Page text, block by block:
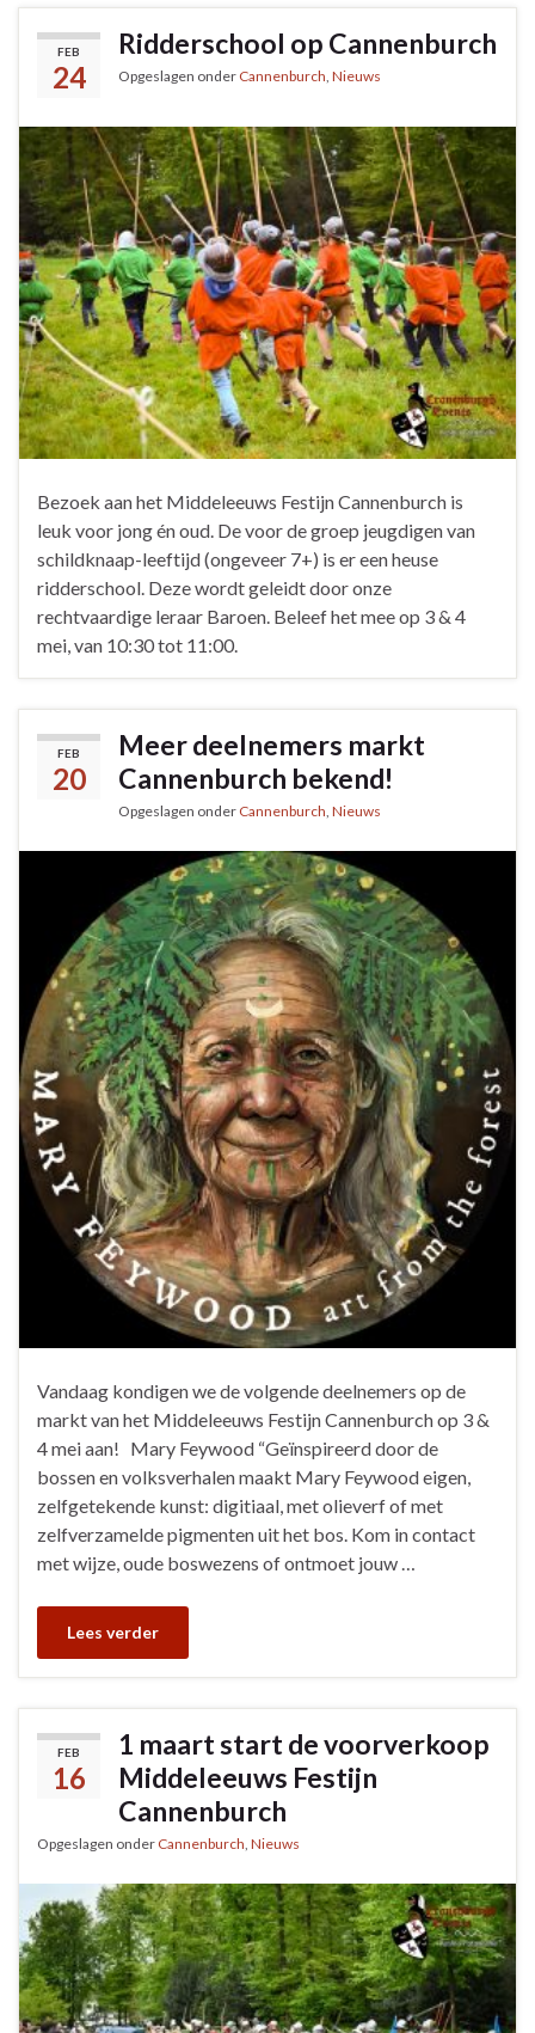
FEB
24
Ridderschool op Cannenburch
Opgeslagen onder Cannenburch, Nieuws
Bezoek aan het Middeleeuws Festijn Cannenburch is
leuk voor jong én oud. De voor de groep jeugdigen van
schildknaap-leeftijd (ongeveer 7+) is er een heuse
ridderschool. Deze wordt geleidt door onze
rechtvaardige leraar Baroen. Beleef het mee op 3 & 4
mei, van 10:30 tot 11:00.
FEB
20
Meer deelnemers markt
Cannenburch bekend!
Opgeslagen onder Cannenburch Nieuws
Vandaag kondigen we de volgende deelnemers op de
markt van het Middeleeuws Festijn Cannenburch op 3 &
4 mei aan! Mary Feywood “Geïnspireerd door de
bossen en volksverhalen maakt Mary Feywood eigen,
zelfgetekende kunst: digitiaal, met olieverf of met
zelfverzamelde pigmenten uit het bos. Kom in contact
met wijze, oude boswezens of ontmoet jouw …
Lees verder
FEB
16
1 maart start de voorverkoop
Middeleeuws Festijn
Cannenburch
Opgeslagen onder Cannenburch Nieuws